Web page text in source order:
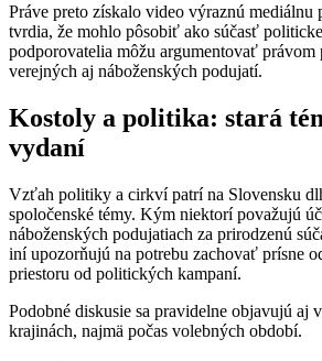
Práve preto získalo video výraznú
tvrdia, že mohlo pôsobiť ako súčasť
podporovatelia môžu argumentovať právom
verejných aj náboženských podujatí.
Kostoly a politika: stará
vydaní
Vzťah politiky a cirkví patrí na Slovensku
spoločenské témy. Kým niektorí považujú
náboženských podujatiach za prirodzenú
iní upozorňujú na potrebu zachovať prísne
priestoru od politických kampaní.
Podobné diskusie sa pravidelne objavujú aj
krajinách, najmä počas volebných období.